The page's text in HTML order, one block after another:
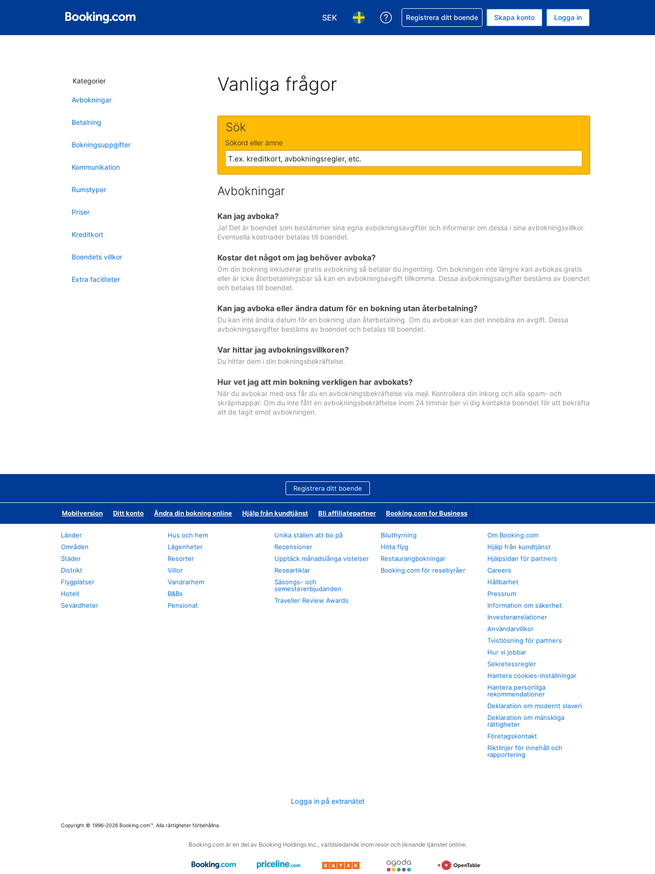
SEK
Välj valuta. Din nuvarande valuta är Svenska kronor
Välj språk. Ditt nuvarande språk är Svenska
Få hjälp med din bokning
Registrera ditt boende Skapa konto Logga in
Kategorier
Avbokningar
Betalning
Bokningsuppgifter
Kommunikation
Rumstyper
Priser
Kreditkort
Boendets villkor
Extra faciliteter
Vanliga frågor
Sök
Sökord eller ämne
Avbokningar
Kan jag avboka?
Ja! Det är boendet som bestämmer sina egna avbokningsavgifter och informerar om dessa i sina avbokningsvillkor.
Eventuella kostnader betalas till boendet.
Kostar det något om jag behöver avboka?
Om din bokning inkluderar gratis avbokning så betalar du ingenting. Om bokningen inte längre kan avbokas gratis
eller är icke återbetalningsbar så kan en avbokningsavgift tillkomma. Dessa avbokningsavgifter bestäms av boendet
och betalas till boendet.
Kan jag avboka eller ändra datum för en bokning utan återbetalning?
Du kan inte ändra datum för en bokning utan återbetalning. Om du avbokar kan det innebära en avgift. Dessa
avbokningsavgifter bestäms av boendet och betalas till boendet.
Var hittar jag avbokningsvillkoren?
Du hittar dem i din bokningsbekräftelse.
Hur vet jag att min bokning verkligen har avbokats?
När du avbokar med oss får du en avbokningsbekräftelse via mejl. Kontrollera din inkorg och alla spam- och
skräpmappar. Om du inte fått en avbokningsbekräftelse inom 24 timmar ber vi dig kontakta boendet för att bekräfta
att de tagit emot avbokningen.
Registrera ditt boende
Mobilversion Ditt konto Ändra din bokning online Hjälp från kundtjänst Bli affiliatepartner Booking.com for Business
Länder
Områden
Städer
Distrikt
Flygplatser
Hotell
Sevärdheter
Hus och hem
Lägenheter
Resorter
Villor
Vandrarhem
B&Bs
Pensionat
Unika ställen att bo på
Recensioner
Upptäck månadslånga vistelser
Researtiklar
Säsongs- och
semestererbjudanden
Traveller Review Awards
Biluthyrning
Hitta flyg
Restaurangbokningar
Booking.com för resebyråer
Om Booking.com
Hjälp från kundtjänst
Hjälpsidan för partners
Careers
Hållbarhet
Pressrum
Information om säkerhet
Investerarrelationer
Användarvillkor
Tvistlösning för partners
Hur vi jobbar
Sekretessregler
Hantera cookies-inställningar
Hantera personliga
rekommendationer
Deklaration om modernt slaveri
Deklaration om mänskliga
rättigheter
Företagskontakt
Riktlinjer för innehåll och
rapportering
Logga in på extranätet
Copyright © 1996–2026 Booking.com™. Alla rättigheter förbehållna.
Booking.com är en del av Booking Holdings Inc., världsledande inom resor och liknande tjänster online.